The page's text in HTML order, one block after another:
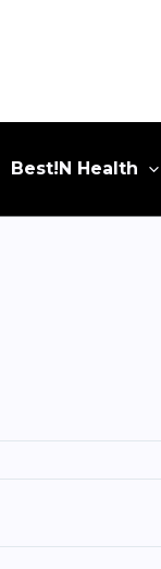
Best!N Health